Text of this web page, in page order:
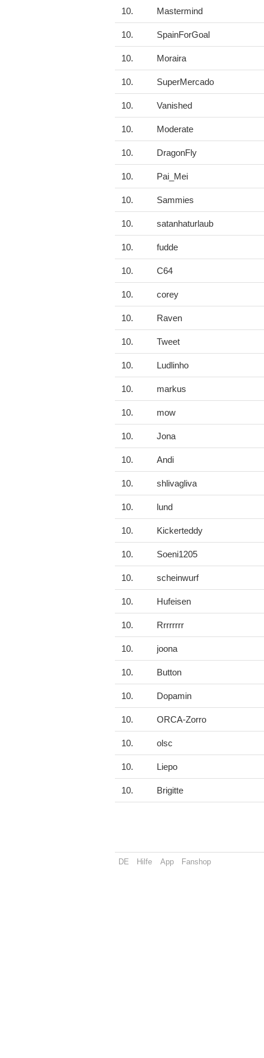
10. Mastermind
10. SpainForGoal
10. Moraira
10. SuperMercado
10. Vanished
10. Moderate
10. DragonFly
10. Pai_Mei
10. Sammies
10. satanhaturlaub
10. fudde
10. C64
10. corey
10. Raven
10. Tweet
10. Ludlinho
10. markus
10. mow
10. Jona
10. Andi
10. shlivagliva
10. lund
10. Kickerteddy
10. Soeni1205
10. scheinwurf
10. Hufeisen
10. Rrrrrrrr
10. joona
10. Button
10. Dopamin
10. ORCA-Zorro
10. olsc
10. Liepo
10. Brigitte
DE Hilfe App Fanshop